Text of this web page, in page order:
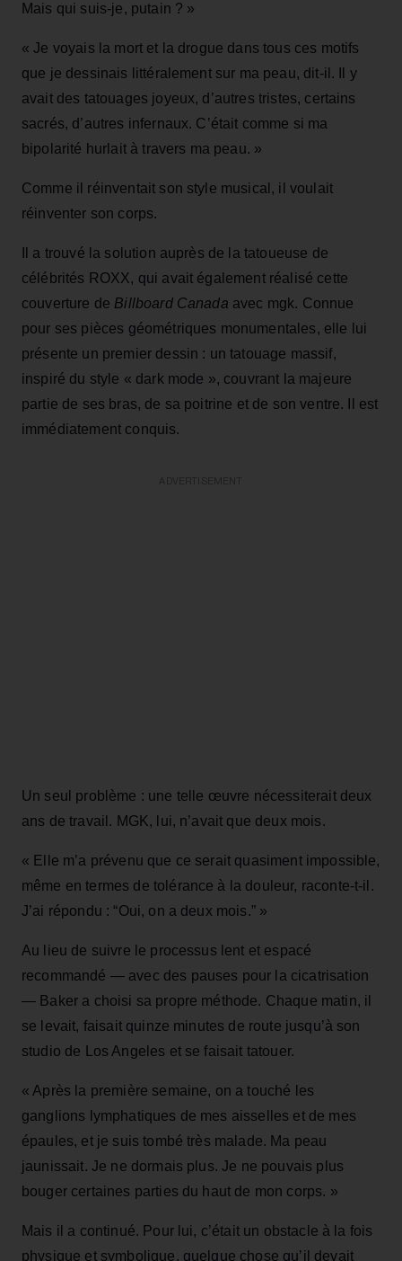
Mais qui suis‑je, putain ? »
« Je voyais la mort et la drogue dans tous ces motifs
que je dessinais littéralement sur ma peau, dit‑il. Il y
avait des tatouages joyeux, d’autres tristes, certains
sacrés, d’autres infernaux. C’était comme si ma
bipolarité hurlait à travers ma peau. »
Comme il réinventait son style musical, il voulait
réinventer son corps.
Il a trouvé la solution auprès de la tatoueuse de
célébrités ROXX, qui avait également réalisé cette
couverture de Billboard Canada avec mgk. Connue
pour ses pièces géométriques monumentales, elle lui
présente un premier dessin : un tatouage massif,
inspiré du style « dark mode », couvrant la majeure
partie de ses bras, de sa poitrine et de son ventre. Il est
immédiatement conquis.
Un seul problème : une telle œuvre nécessiterait deux
ans de travail. MGK, lui, n’avait que deux mois.
« Elle m’a prévenu que ce serait quasiment impossible,
même en termes de tolérance à la douleur, raconte‑t‑il.
J’ai répondu : “Oui, on a deux mois.” »
Au lieu de suivre le processus lent et espacé
recommandé — avec des pauses pour la cicatrisation
— Baker a choisi sa propre méthode. Chaque matin, il
se levait, faisait quinze minutes de route jusqu’à son
studio de Los Angeles et se faisait tatouer.
« Après la première semaine, on a touché les
ganglions lymphatiques de mes aisselles et de mes
épaules, et je suis tombé très malade. Ma peau
jaunissait. Je ne dormais plus. Je ne pouvais plus
bouger certaines parties du haut de mon corps. »
Mais il a continué. Pour lui, c’était un obstacle à la fois
physique et symbolique, quelque chose qu’il devait